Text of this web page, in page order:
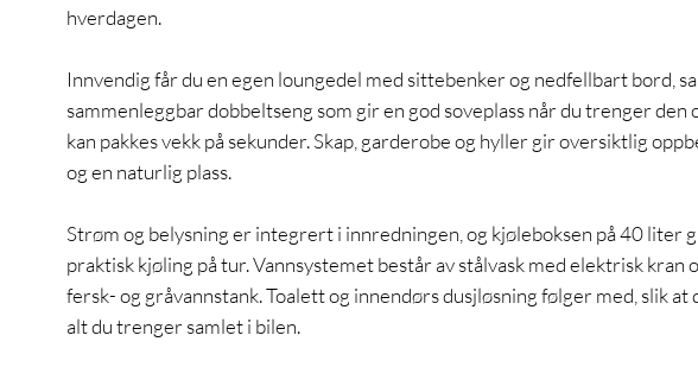
hverdagen.
Innvendig får du en egen loungedel med sittebenker og nedfellbart bord,
sammenleggbar dobbeltseng som gir en god soveplass når du trenger den
kan pakkes vekk på sekunder. Skap, garderobe og hyller gir oversiktlig
og en naturlig plass.
Strøm og belysning er integrert i innredningen, og kjøleboksen på 40 liter
praktisk kjøling på tur. Vannsystemet består av stålvask med elektrisk kran
fersk- og gråvannstank. Toalett og innendørs dusjløsning følger med, slik at
alt du trenger samlet i bilen.